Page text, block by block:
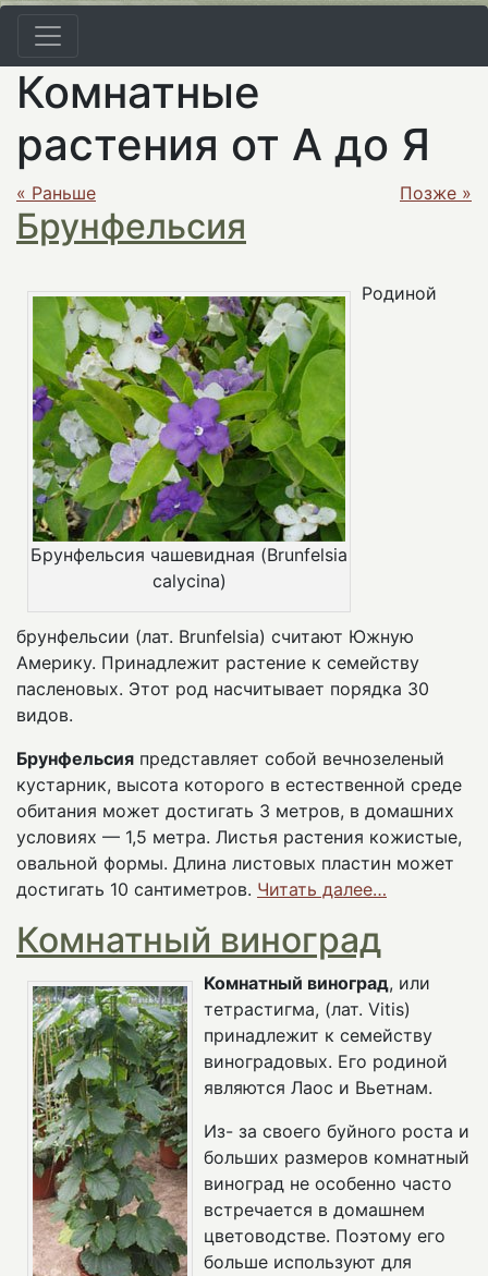
Комнатные
растения от А до Я
« Раньше Позже »
Брунфельсия
Брунфельсия чашевидная (Brunfelsia
calycina)
Родиной
брунфельсии (лат. Brunfelsia) считают Южную
Америку. Принадлежит растение к семейству
пасленовых. Этот род насчитывает порядка 30
видов.
Брунфельсия представляет собой вечнозеленый
кустарник, высота которого в естественной среде
обитания может достигать 3 метров, в домашних
условиях — 1,5 метра. Листья растения кожистые,
овальной формы. Длина листовых пластин может
достигать 10 сантиметров. Читать далее…
Комнатный виноград
Комнатный виноград, или
тетрастигма, (лат. Vitis)
принадлежит к семейству
виноградовых. Его родиной
являются Лаос и Вьетнам.
Из- за своего буйного роста и
больших размеров комнатный
виноград не особенно часто
встречается в домашнем
цветоводстве. Поэтому его
больше используют для